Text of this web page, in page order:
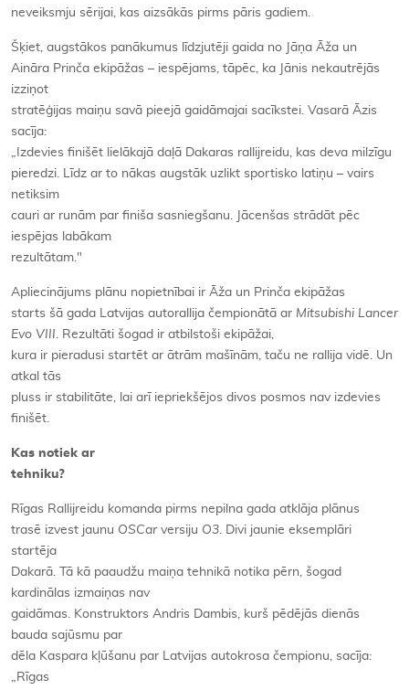
neveiksmju sērijai, kas aizsākās pirms pāris gadiem.
Šķiet, augstākos panākumus līdzjutēji gaida no Jāņa Āža un
Aināra Prinča ekipāžas – iespējams, tāpēc, ka Jānis nekautrējās
izziņot
stratēģijas maiņu savā pieejā gaidāmajai sacīkstei. Vasarā Āzis
sacīja:
„Izdevies finišēt lielākajā daļā Dakaras rallijreidu, kas deva milzīgu
pieredzi. Līdz ar to nākas augstāk uzlikt sportisko latiņu – vairs
netiksim
cauri ar runām par finiša sasniegšanu. Jācenšas strādāt pēc
iespējas labākam
rezultātam."
Apliecinājums plānu nopietnībai ir Āža un Prinča ekipāžas
starts šā gada Latvijas autorallija čempionātā ar Mitsubishi Lancer
Evo VIII . Rezultāti šogad ir atbilstoši ekipāžai,
kura ir pieradusi startēt ar ātrām mašīnām, taču ne rallija vidē. Un
atkal tās
pluss ir stabilitāte, lai arī iepriekšējos divos posmos nav izdevies
finišēt.
Kas notiek ar
tehniku?
Rīgas Rallijreidu komanda pirms nepilna gada atklāja plānus
trasē izvest jaunu OSCarversiju O3 . Divi jaunie eksemplāri
startēja
Dakarā. Tā kā paaudžu maiņa tehnikā notika pērn, šogad
kardinālas izmaiņas nav
gaidāmas. Konstruktors Andris Dambis, kurš pēdējās dienās
bauda sajūsmu par
dēla Kaspara kļūšanu par Latvijas autokrosa čempionu, sacīja:
„Rīgas